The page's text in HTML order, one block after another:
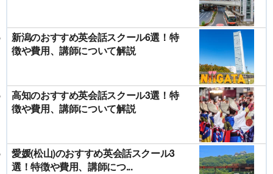
新潟のおすすめ英会話スクール6選！特
徴や費用、講師について解説
高知のおすすめ英会話スクール3選！特
徴や費用、講師について解説
愛媛(松山)のおすすめ英会話スクール3
選！特徴や費用、講師につ...